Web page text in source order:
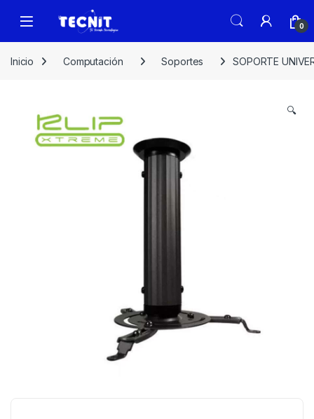
0
Inicio Computación Soportes SOPORTE
🔍